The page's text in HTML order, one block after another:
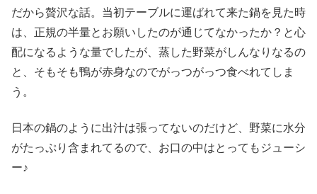
だから贅沢な話。当初テーブルに運ばれて来た鍋を見た時
は、正規の半量とお願いしたのが通じてなかったか？と心
配になるような量でしたが、蒸した野菜がしんなりなるの
と、そもそも鴨が赤身なのでがっつがっつ食べれてしま
う。
日本の鍋のように出汁は張ってないのだけど、野菜に水分
がたっぷり含まれてるので、お口の中はとってもジューシ
ー♪